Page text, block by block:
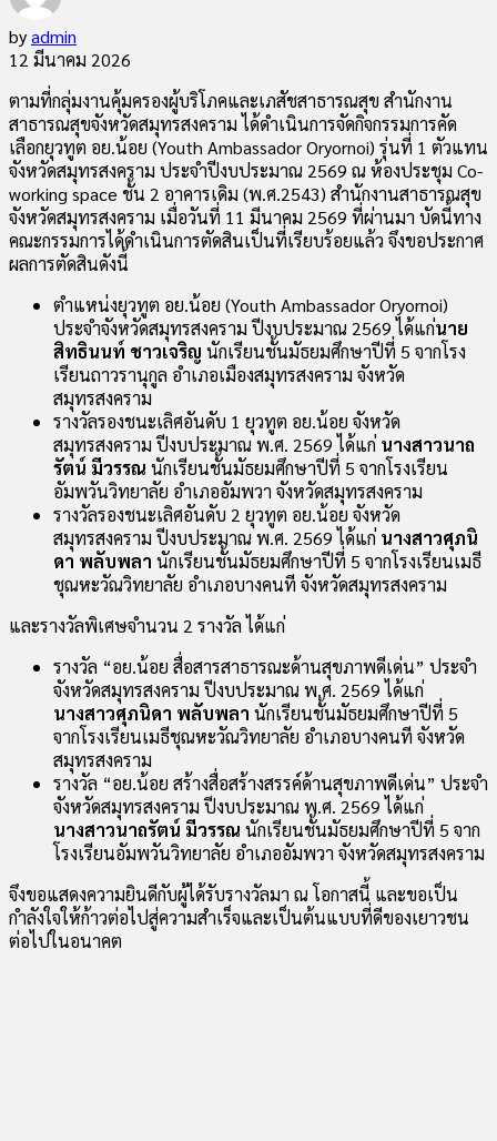
byadmin
12 มีนาคม 2026
ตามที่กลุ่มงานคุ้มครองผู้บริโภคและเภสัชสาธารณสุข สำนักงาน
สาธารณสุขจังหวัดสมุทรสงคราม ได้ดำเนินการจัดกิจกรรมการคัด
เลือกยุวทูต อย.น้อย (Youth Ambassador Oryornoi) รุ่นที่ 1 ตัวแทน
จังหวัดสมุทรสงคราม ประจำปีงบประมาณ 2569 ณ ห้องประชุม Co-
working space ชั้น 2 อาคารเดิม (พ.ศ.2543) สำนักงานสาธารณสุข
จังหวัดสมุทรสงคราม เมื่อวันที่ 11 มีนาคม 2569 ที่ผ่านมา บัดนี้ทาง
คณะกรรมการได้ดำเนินการตัดสินเป็นที่เรียบร้อยแล้ว จึงขอประกาศ
ผลการตัดสินดังนี้
ตำแหน่งยุวทูต อย.น้อย (Youth Ambassador Oryornoi)
ประจำจังหวัดสมุทรสงคราม ปีงบประมาณ 2569 ได้แก่นาย
สิทธินนท์ ชาวเจริญ นักเรียนชั้นมัธยมศึกษาปีที่ 5 จากโรง
เรียนถาวรานุกูล อำเภอเมืองสมุทรสงคราม จังหวัด
สมุทรสงคราม
รางวัลรองชนะเลิศอันดับ 1 ยุวทูต อย.น้อย จังหวัด
สมุทรสงคราม ปีงบประมาณ พ.ศ. 2569 ได้แก่ นางสาวนาถ
รัตน์ มีวรรณ นักเรียนชั้นมัธยมศึกษาปีที่ 5 จากโรงเรียน
อัมพวันวิทยาลัย อำเภออัมพวา จังหวัดสมุทรสงคราม
รางวัลรองชนะเลิศอันดับ 2 ยุวทูต อย.น้อย จังหวัด
สมุทรสงคราม ปีงบประมาณ พ.ศ. 2569 ได้แก่ นางสาวศุภนิ
ดา พลับพลา นักเรียนชั้นมัธยมศึกษาปีที่ 5 จากโรงเรียนเมธี
ชุณหะวัณวิทยาลัย อำเภอบางคนที จังหวัดสมุทรสงคราม
และรางวัลพิเศษจำนวน 2 รางวัล ได้แก่
รางวัล “อย.น้อย สื่อสารสาธารณะด้านสุขภาพดีเด่น” ประจำ
จังหวัดสมุทรสงคราม ปีงบประมาณ พ.ศ. 2569 ได้แก่
นางสาวศุภนิดา พลับพลา นักเรียนชั้นมัธยมศึกษาปีที่ 5
จากโรงเรียนเมธีชุณหะวัณวิทยาลัย อำเภอบางคนที จังหวัด
สมุทรสงคราม
รางวัล “อย.น้อย สร้างสื่อสร้างสรรค์ด้านสุขภาพดีเด่น” ประจำ
จังหวัดสมุทรสงคราม ปีงบประมาณ พ.ศ. 2569 ได้แก่
นางสาวนาถรัตน์ มีวรรณ นักเรียนชั้นมัธยมศึกษาปีที่ 5 จาก
โรงเรียนอัมพวันวิทยาลัย อำเภออัมพวา จังหวัดสมุทรสงคราม
จึงขอแสดงความยินดีกับผู้ได้รับรางวัลมา ณ โอกาสนี้ และขอเป็น
กำลังใจให้ก้าวต่อไปสู่ความสำเร็จและเป็นต้นแบบที่ดีของเยาวชน
ต่อไปในอนาคต